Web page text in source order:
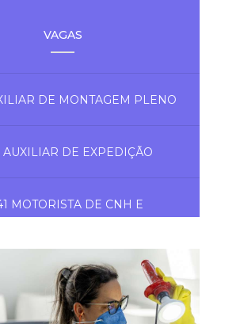
VAGAS
DE MONTAGEM PLENO
AUXILIAR DE EXPEDIÇÃO
MOTORISTA DE CNH E